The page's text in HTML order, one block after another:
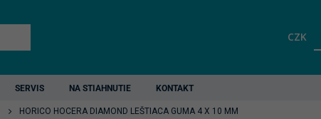
CZK
SERVIS NA STIAHNUTIE KONTAKT
HORICO HOCERA DIAMOND LEŠTIACA GUMA 4 X 10 MM